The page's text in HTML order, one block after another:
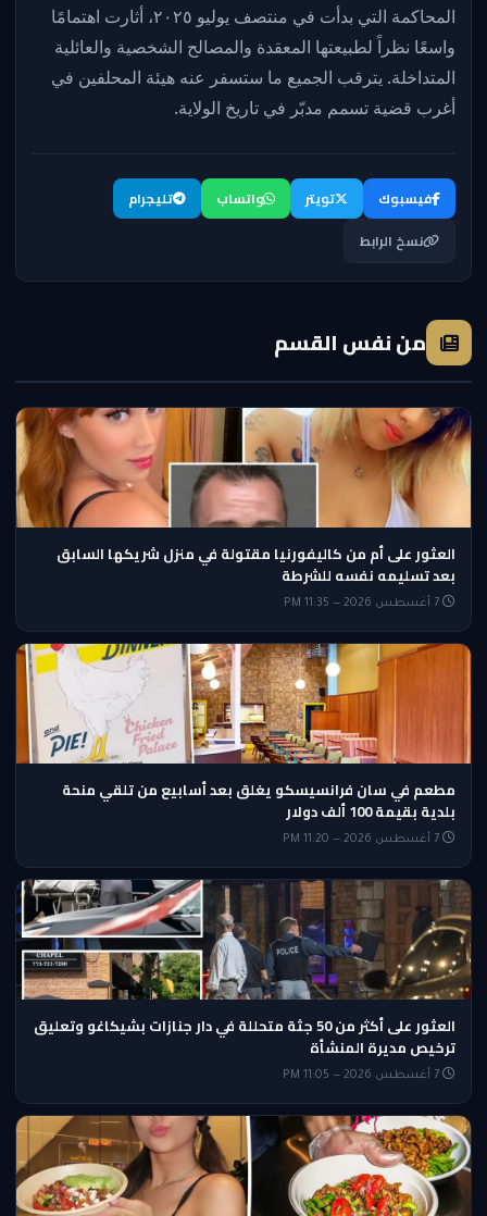
المحاكمة التي بدأت في منتصف يوليو ٢٠٢٥، أثارت اهتمامًا
واسعًا نظراً لطبيعتها المعقدة والمصالح الشخصية والعائلية
المتداخلة. يترقب الجميع ما ستسفر عنه هيئة المحلفين في
أغرب قضية تسمم مدبّر في تاريخ الولاية.
فيسبوك تويتر واتساب
تليجرام
نسخ الرابط
من نفس القسم
العثور على أم من كاليفورنيا مقتولة في منزل شريكها السابق
بعد تسليمه نفسه للشرطة
مطعم في سان فرانسيسكو يغلق بعد أسابيع من تلقي منحة
بلدية بقيمة 100 ألف دولار
العثور على أكثر من 50 جثة متحللة في دار جنازات بشيكاغو وتعليق
ترخيص مديرة المنشأة